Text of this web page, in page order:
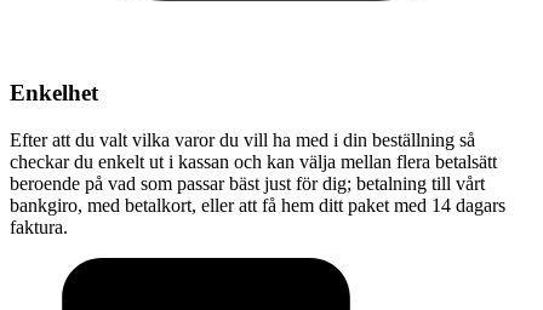
Enkelhet
Efter att du valt vilka varor du vill ha med i din beställning så
checkar du enkelt ut i kassan och kan välja mellan flera betalsätt
beroende på vad som passar bäst just för dig; betalning till vårt
bankgiro, med betalkort, eller att få hem ditt paket med 14 dagars
faktura.